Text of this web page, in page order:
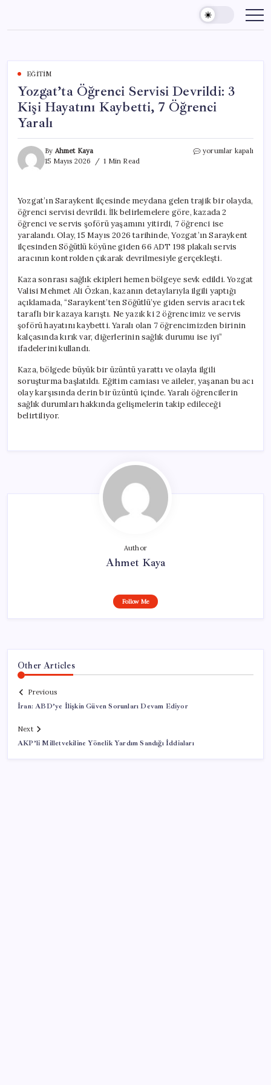
content
EĞITIM
Yozgat’ta Öğrenci Servisi Devrildi: 3
Kişi Hayatını Kaybetti, 7 Öğrenci
Yaralı
By Ahmet Kaya
15 Mayıs 2026
1 Min Read
Yozgat’ta
Kişi
Hayatını
Kaybetti,
7
Öğrenci
Yaralı
için
yorumlar kapalı
Yozgat’ın Saraykent ilçesinde meydana gelen trajik bir olayda,
öğrenci servisi devrildi. İlk belirlemelere göre, kazada 2
öğrenci ve servis şoförü yaşamını yitirdi, 7 öğrenci ise
yaralandı. Olay, 15 Mayıs 2026 tarihinde, Yozgat’ın Saraykent
ilçesinden Söğütlü köyüne giden 66 ADT 198 plakalı servis
aracının kontrolden çıkarak devrilmesiyle gerçekleşti.
Kaza sonrası sağlık ekipleri hemen bölgeye sevk edildi. Yozgat
Valisi Mehmet Ali Özkan, kazanın detaylarıyla ilgili yaptığı
açıklamada, “Saraykent’ten Söğütlü’ye giden servis aracı tek
taraflı bir kazaya karıştı. Ne yazık ki 2 öğrencimiz ve servis
şoförü hayatını kaybetti. Yaralı olan 7 öğrencimizden birinin
kalçasında kırık var, diğerlerinin sağlık durumu ise iyi”
ifadelerini kullandı.
Kaza, bölgede büyük bir üzüntü yarattı ve olayla ilgili
soruşturma başlatıldı. Eğitim camiası ve aileler, yaşanan bu acı
olay karşısında derin bir üzüntü içinde. Yaralı öğrencilerin
sağlık durumları hakkında gelişmelerin takip edileceği
belirtiliyor.
Author
Ahmet Kaya
Follow Me
Other Articles
Previous
İran: ABD’ye İlişkin Güven Sorunları Devam Ediyor
Next
AKP’li Milletvekiline Yönelik Yardım Sandığı İddiaları